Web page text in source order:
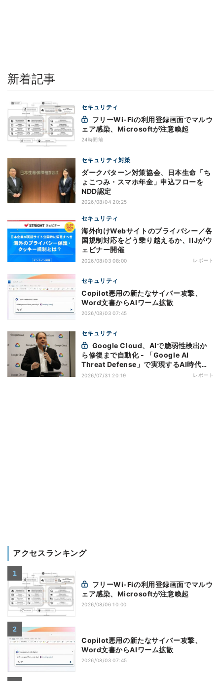
新着記事
セキュリティ
ェア感染、Microsoftが注意喚起
24時間前
セキュリティ対策
ダークパターン対策協会、日本生命「ち
ょこつみ・スマホ年金」申込フローを
NDD認定
2026/08/04 20:25
セキュリティ
海外向けWebサイトのプライバシー／各
国規制対応をどう乗り越えるか、IIJがウ
ェビナー開催
2026/08/03 08:00 レポート
セキュリティ
Copilot悪用の新たなサイバー攻撃、
Word文書からAIワーム拡散
2026/08/03 07:45
セキュリティ
ら修復まで自動化 - 「Google AI
Threat Defense」で実現するAI時代の
防御戦略
2026/07/31 20:19 レポート
アクセスランキング
ェア感染、Microsoftが注意喚起
2026/08/06 10:00
Copilot悪用の新たなサイバー攻撃、
Word文書からAIワーム拡散
2026/08/03 07:45